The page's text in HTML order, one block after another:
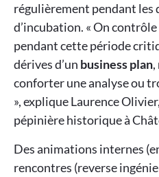
régulièrement pendant les
d’incubation. « On
pendant cette période
dérives d’un business plan
conforter une analyse ou
», explique Laurence
pépinière historique à
Des animations internes
rencontres (reverse